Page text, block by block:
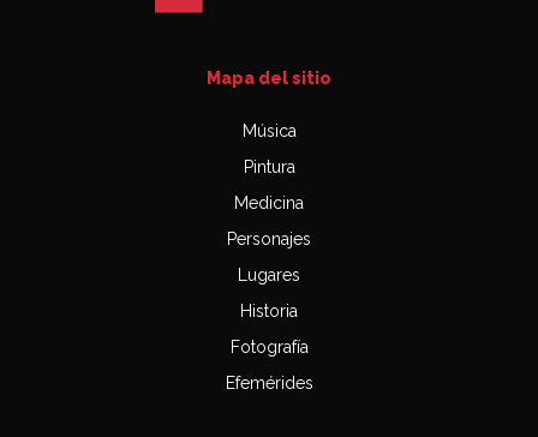
Mapa del sitio
Música
Pintura
Medicina
Personajes
Lugares
Historia
Fotografía
Efemérides